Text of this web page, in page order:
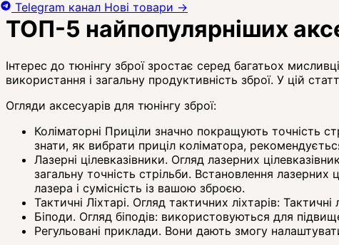
ТОП-5 найпопулярніших
Інтерес до тюнінгу зброї зростає серед багатьох
використання і загальну продуктивність зброї. У цій
Огляди аксесуарів для тюнінгу зброї:
Коліматорні Приціли значно покращують точність
знати, як вибрати приціл коліматора,
Лазерні цілевказівники. Огляд лазерних
загальну точність стрільби. Встановлення лазерних
лазера і сумісність із вашою зброєю.
Тактичні Ліхтарі. Огляд тактичних ліхтарів:
Біподи. Огляд біподів: використовуються для
Регульовані приклади. Вони дають змогу
Telegram канал Нові товари →